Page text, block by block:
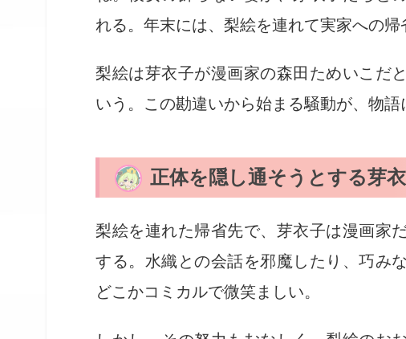
れる。年末には、梨絵を連れて実家への帰
梨絵は芽衣子が漫画家の森田ためいこだ
いう。この勘違いから始まる騒動が、物語
正体を隠し通そうとする芽
梨絵を連れた帰省先で、芽衣子は漫画家
する。水織との会話を邪魔したり、巧み
どこかコミカルで微笑ましい。